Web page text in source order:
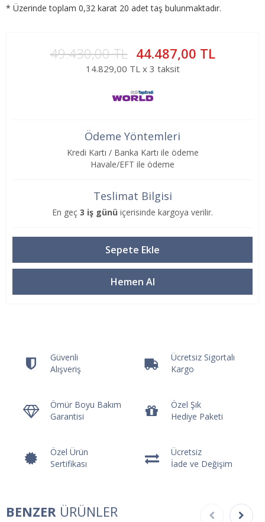
* Üzerinde toplam 0,32 karat 20 adet taş bulunmaktadır.
49.430,00 TL 44.487,00 TL
14.829,00 TL x 3 taksit
Ödeme Yöntemleri
Kredi Kartı / Banka Kartı ile ödeme
Havale/EFT ile ödeme
Teslimat Bilgisi
En geç 3 iş günü içerisinde kargoya verilir.
Güvenli
Alışveriş
Ücretsiz Sigortalı
Kargo
Ömür Boyu Bakım
Garantisi
Özel Şık
Hediye Paketi
Özel Ürün
Sertifikası
Ücretsiz
İade ve Değişim
BENZER ÜRÜNLER